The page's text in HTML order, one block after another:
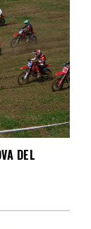
DEL